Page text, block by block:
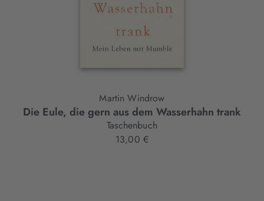
Martin Windrow
Die Eule, die gern aus dem Wasserhahn trank
Taschenbuch
13,00 €